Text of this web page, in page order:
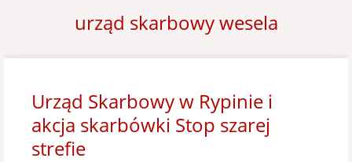
urząd skarbowy wesela
Urząd Skarbowy w Rypinie i
akcja skarbówki Stop szarej
strefie